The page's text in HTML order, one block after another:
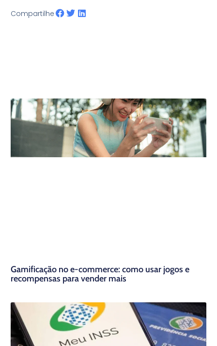
Compartilhe
Posts Relacionados
Gamificação no e-commerce: como usar jogos e
recompensas para vender mais